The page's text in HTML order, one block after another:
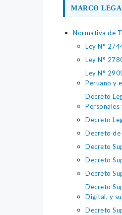
MARCO
Normativa de
Ley N°
Ley N°
Ley N°
Peruano y
Decreto
Personales
Decreto
Decreto de
Decreto
Decreto
Decreto
Decreto
Digital, y
Decreto